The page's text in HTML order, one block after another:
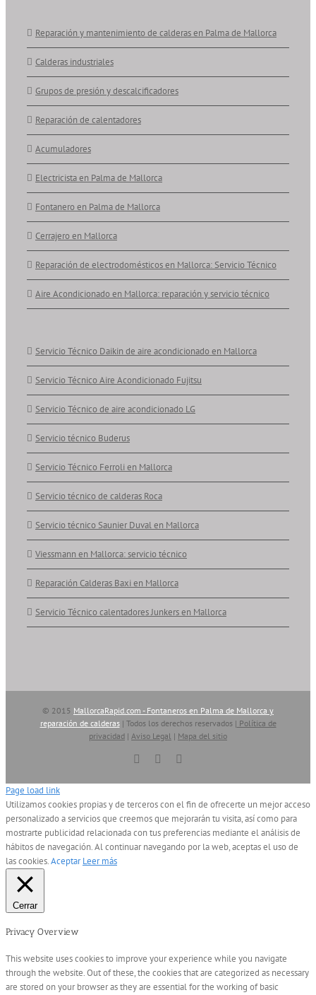
Reparación y mantenimiento de calderas en Palma de Mallorca
Calderas industriales
Grupos de presión y descalcificadores
Reparación de calentadores
Acumuladores
Electricista en Palma de Mallorca
Fontanero en Palma de Mallorca
Cerrajero en Mallorca
Reparación de electrodomésticos en Mallorca: Servicio Técnico
Aire Acondicionado en Mallorca: reparación y servicio técnico
Servicio Técnico Daikin de aire acondicionado en Mallorca
Servicio Técnico Aire Acondicionado Fujitsu
Servicio Técnico de aire acondicionado LG
Servicio técnico Buderus
Servicio Técnico Ferroli en Mallorca
Servicio técnico de calderas Roca
Servicio técnico Saunier Duval en Mallorca
Viessmann en Mallorca: servicio técnico
Reparación Calderas Baxi en Mallorca
Servicio Técnico calentadores Junkers en Mallorca
© 2015 MallorcaRapid.com - Fontaneros en Palma de Mallorca y
reparación de calderas| Todos los derechos reservados | Política de
privacidad | Aviso Legal | Mapa del sitio
Vimeo YouTube
Page load link
Utilizamos cookies propias y de terceros con el fin de ofrecerte un mejor acceso
personalizado a servicios que creemos que mejorarán tu visita, así como para
mostrarte publicidad relacionada con tus preferencias mediante el análisis de
hábitos de navegación. Al continuar navegando por la web, aceptas el uso de
las cookies.Aceptar Leer más
Cerrar
Privacy Overview
This website uses cookies to improve your experience while you navigate
through the website. Out of these, the cookies that are categorized as necessary
are stored on your browser as they are essential for the working of basic